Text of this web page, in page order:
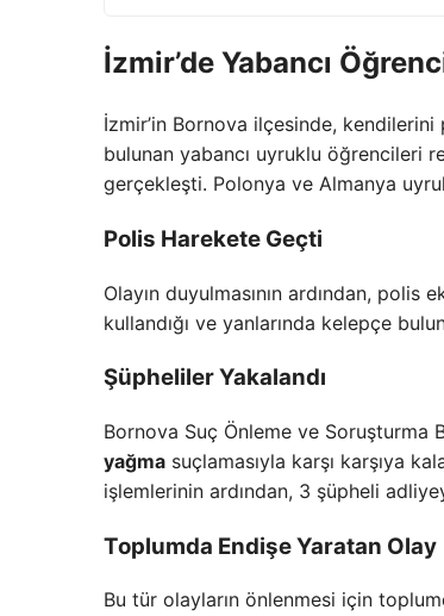
İzmir’de Yabancı
İzmir’in Bornova ilçesinde, kendilerini
bulunan yabancı uyruklu öğrencileri
gerçekleşti. Polonya ve Almanya
Polis Harekete Geçti
Olayın duyulmasının ardından,
kullandığı ve yanlarında kelepçe
Şüpheliler Yakalandı
Bornova Suç Önleme ve
yağma suçlamasıyla karşı karşıya
işlemlerinin ardından, 3 şüpheli
Toplumda Endişe Yaratan Olay
Bu tür olayların önlenmesi için